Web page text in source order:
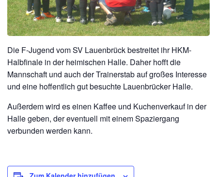
Die F-Jugend vom SV Lauenbrück bestreitet ihr HKM-
Halbfinale in der heimischen Halle. Daher hofft die
Mannschaft und auch der Trainerstab auf großes Interesse
und eine hoffentlich gut besuchte Lauenbrücker Halle.
Außerdem wird es einen Kaffee und Kuchenverkauf in der
Halle geben, der eventuell mit einem Spaziergang
verbunden werden kann.